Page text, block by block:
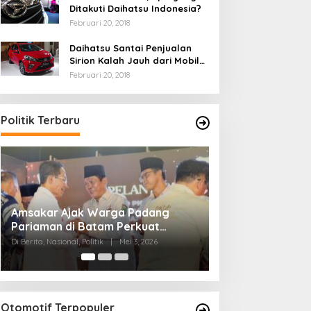
Ditakuti Daihatsu Indonesia?
Februari 20, 2018
Daihatsu Santai Penjualan
Sirion Kalah Jauh dari Mobil
LCGC
Februari 20, 2018
Politik Terbaru
Ini Dia Hubungan Partai Garuda
dengan Gerindra
Di Berita, Politik | Februari 19, 2018
Otomotif Terpopuler